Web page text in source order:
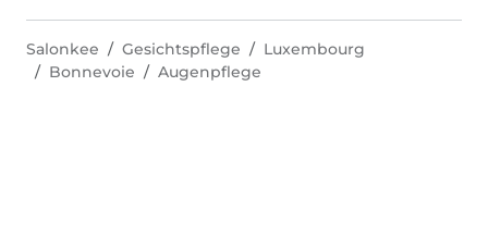
Salonkee Gesichtspflege
Luxembourg
Bonnevoie
Augenpflege